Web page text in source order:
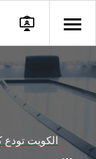
الكويت تودع